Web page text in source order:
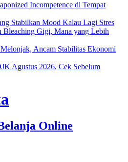
Incompetence di Tempat
Stabilkan Mood Kalau Lagi Stres
Bleaching Gigi, Mana yang Lebih
Ancam Stabilitas Ekonomi
Agustus 2026, Cek Sebelum
Online